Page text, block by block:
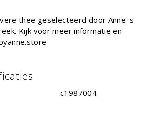
thee geselecteerd door Anne 's
Kijk voor meer informatie en
c1987004